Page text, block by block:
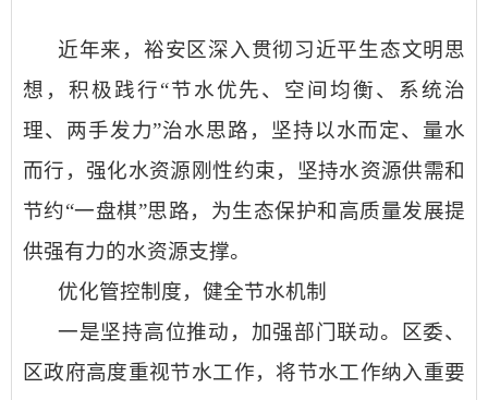
近年来，裕安区深入贯彻习近平生态文明思
想， 积极践行“节水优先、空间均衡、系统治
理、两手发力”治水思路，
坚持以水而定、量水
而行 ， 强化水资源刚性约束，
坚持水资源供需和
节约“一盘棋”思路， 为生态保护和高质量发展提
供强有力的水资源支撑。
优化管控制度，健全节水机制
一是坚持高位推动，加强部门联动。
区委、
区政府高度重视节水工作，将节水工作纳入重要